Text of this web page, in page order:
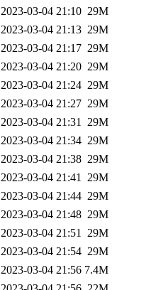
2023-03-04 21:10 29M
2023-03-04 21:13 29M
2023-03-04 21:17 29M
2023-03-04 21:20 29M
2023-03-04 21:24 29M
2023-03-04 21:27 29M
2023-03-04 21:31 29M
2023-03-04 21:34 29M
2023-03-04 21:38 29M
2023-03-04 21:41 29M
2023-03-04 21:44 29M
2023-03-04 21:48 29M
2023-03-04 21:51 29M
2023-03-04 21:54 29M
2023-03-04 21:56 7.4M